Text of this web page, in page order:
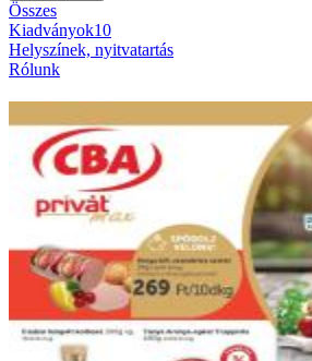
Összes
Kiadványok10
Helyszínek, nyitvatartás
Rólunk